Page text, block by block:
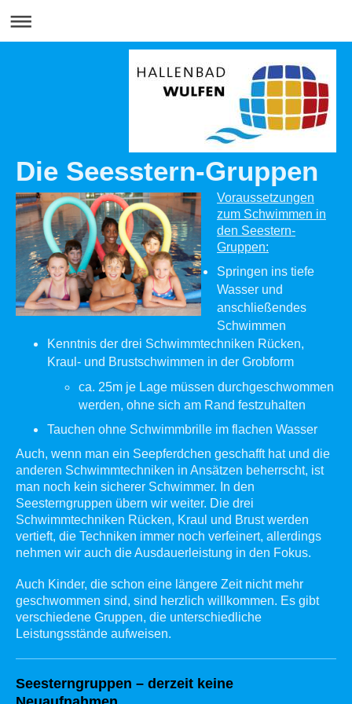
Die Seesstern-Gruppen
Voraussetzungen
zum Schwimmen in
den Seestern-
Gruppen:
Springen ins tiefe
Wasser und
anschließendes
Schwimmen
Kenntnis der drei Schwimmtechniken Rücken,
Kraul- und Brustschwimmen in der Grobform
ca. 25m je Lage müssen durchgeschwommen
werden, ohne sich am Rand festzuhalten
Tauchen ohne Schwimmbrille im flachen Wasser
Auch, wenn man ein Seepferdchen geschafft hat und die
anderen Schwimmtechniken in Ansätzen beherrscht, ist
man noch kein sicherer Schwimmer. In den
Seesterngruppen übern wir weiter. Die drei
Schwimmtechniken Rücken, Kraul und Brust werden
vertieft, die Techniken immer noch verfeinert, allerdings
nehmen wir auch die Ausdauerleistung in den Fokus.
Auch Kinder, die schon eine längere Zeit nicht mehr
geschwommen sind, sind herzlich willkommen. Es gibt
verschiedene Gruppen, die unterschiedliche
Leistungsstände aufweisen.
Seesterngruppen – derzeit keine